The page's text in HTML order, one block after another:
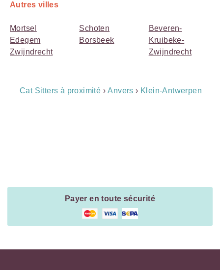
Autres villes
Mortsel
Edegem
Zwijndrecht
Schoten
Borsbeek
Beveren-
Kruibeke-
Zwijndrecht
Breadcrumb
Cat Sitters à proximité ›Anvers › Klein-Antwerpen
Payer en toute sécurité